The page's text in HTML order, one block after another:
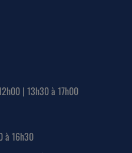
| 13h30 à 17h00
à 16h30